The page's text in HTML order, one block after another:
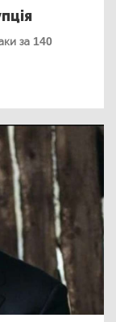
за 140